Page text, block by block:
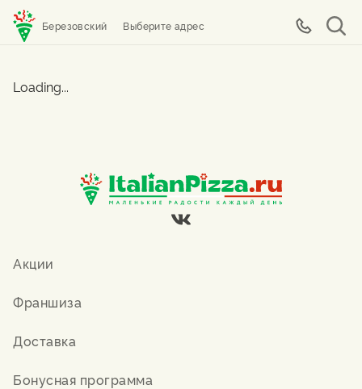
Березовский Выберите адрес
Loading...
Акции
Франшиза
Доставка
Бонусная программа